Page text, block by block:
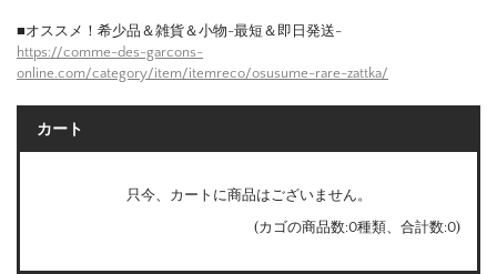
■オススメ！希少品＆雑貨＆小物-最短＆即日発送-
https://comme-des-garcons-
online.com/category/item/itemreco/osusume-rare-zattka/
カート
只今、カートに商品はございません。
(カゴの商品数:0種類、合計数:0)